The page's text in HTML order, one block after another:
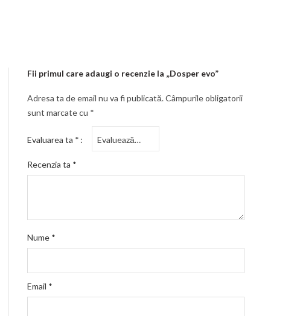
Fii primul care adaugi o recenzie la „Dosper evo”
Adresa ta de email nu va fi publicată. Câmpurile obligatorii
sunt marcate cu *
Evaluarea ta *
Recenzia ta *
Nume *
Email *